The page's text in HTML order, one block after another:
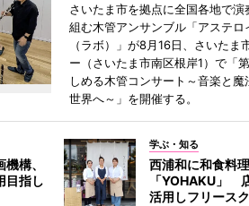
さいたま市を拠点に全国各地で演
組む木管アンサンブル「アステロ
（ラボ）」が8月16日、さいたま
ー（さいたま市南区根岸1）で「
しめる木管コンサート～音楽と魔
世界へ～」を開催する。
構、
目指し
学ぶ・知る
西浦和に和食料
「YOHAKU」
活用しフリース